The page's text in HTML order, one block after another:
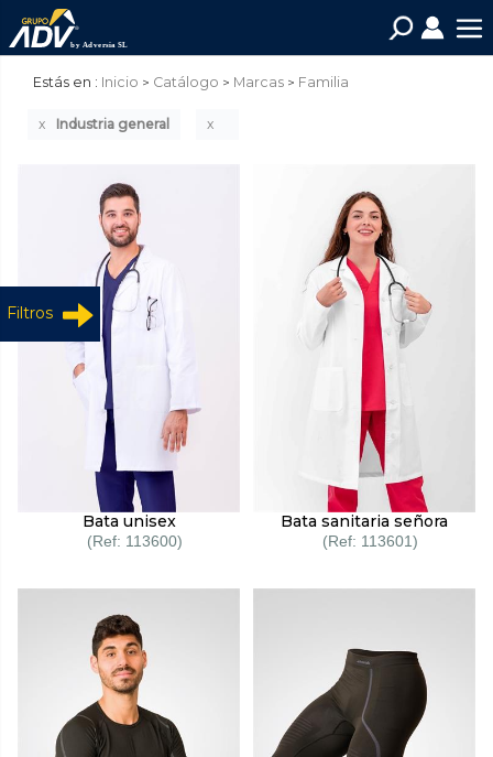
Estás en : Inicio Catálogo Marcas Familia
Filtros
Industria general
Bata unisex
113600
Bata sanitaria señora
113601